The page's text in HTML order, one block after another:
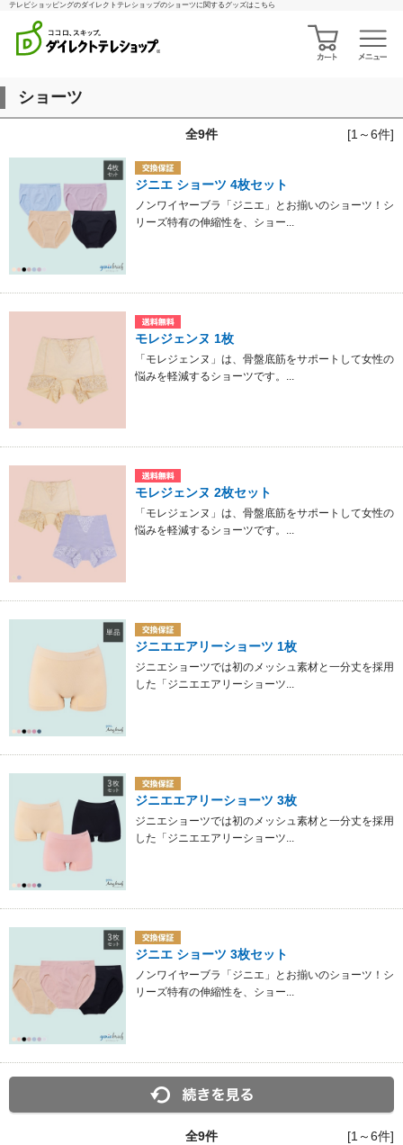
テレビショッピングのダイレクトテレショップのショーツに関するグッズはこちら
ショーツ
[1～6件]
全9件
ジニエ ショーツ 4枚セット
ノンワイヤーブラ「ジニエ」とお揃いのショーツ！シ
リーズ特有の伸縮性を、ショー...
モレジェンヌ 1枚
「モレジェンヌ」は、骨盤底筋をサポートして女性の
悩みを軽減するショーツです。...
モレジェンヌ 2枚セット
「モレジェンヌ」は、骨盤底筋をサポートして女性の
悩みを軽減するショーツです。...
ジニエエアリーショーツ 1枚
ジニエショーツでは初のメッシュ素材と一分丈を採用
した「ジニエエアリーショーツ...
ジニエエアリーショーツ 3枚
ジニエショーツでは初のメッシュ素材と一分丈を採用
した「ジニエエアリーショーツ...
ジニエ ショーツ 3枚セット
ノンワイヤーブラ「ジニエ」とお揃いのショーツ！シ
リーズ特有の伸縮性を、ショー...
[1～6件]
全9件